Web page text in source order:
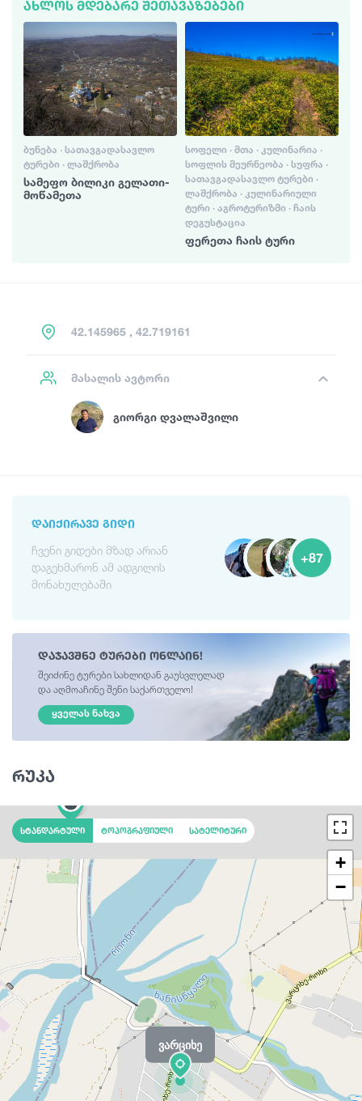
ᲐᲮᲚᲝᲡ ᲛᲓᲔᲑᲐᲠᲔ ᲨᲔᲗᲐᲕᲐᲖᲔᲑᲔᲑᲘ
ᲑᲣᲜᲔᲑᲐ · ᲡᲐᲗᲐᲕᲒᲐᲓᲐᲡᲐᲕᲚᲝ
ᲢᲣᲠᲔᲑᲘ · ᲚᲐᲨᲥᲠᲝᲑᲐ
სამეფო ბილიკი გელათი-
მოწამეთა
ᲡᲝᲤᲔᲚᲘ · ᲛᲗᲐ · ᲙᲣᲚᲘᲜᲐᲠᲘᲐ ·
ᲡᲝᲤᲚᲘᲡ ᲛᲔᲣᲠᲜᲔᲝᲑᲐ · ᲡᲣᲤᲠᲐ ·
ᲡᲐᲗᲐᲕᲒᲐᲓᲐᲡᲐᲕᲚᲝ ᲢᲣᲠᲔᲑᲘ ·
ᲚᲐᲨᲥᲠᲝᲑᲐ · ᲙᲣᲚᲘᲜᲐᲠᲘᲣᲚᲘ
ᲢᲣᲠᲘ · ᲐᲒᲠᲝᲢᲣᲠᲘᲖᲛᲘ · ᲩᲐᲘᲡ
ᲓᲔᲒᲣᲡᲢᲐᲪᲘᲐ
ფერეთა ჩაის ტური
42.145965 , 42.719161
მასალის ავტორი
Გიორგი Დვალაშვილი
ᲓᲐᲘᲥᲘᲠᲐᲕᲔ ᲒᲘᲓᲘ
ჩვენი გიდები მზად არიან
დაგეხმარონ ამ ადგილის
მონახულებაში
+87
დაჯავშნე ტურები ონლაინ!
შეიძინე ტურები სახლიდან გაუსვლელად
და აღმოაჩინე შენი საქართველო!
ᲧᲕᲔᲚᲐᲡ ᲜᲐᲮᲕᲐ
რუკა
ვარციხე
+
−
სტანდარტული ტოპოგრაფიული სატელიტური